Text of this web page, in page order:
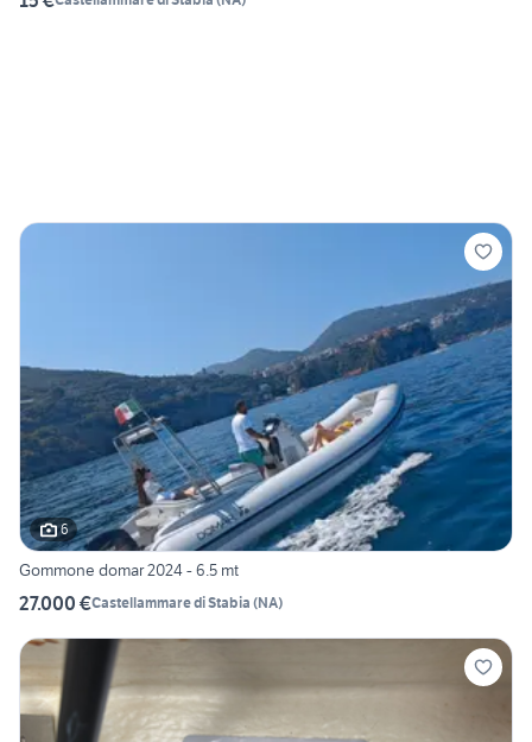
6
Gommone domar 2024 - 6.5 mt
27.000 €Castellammare di Stabia (NA)